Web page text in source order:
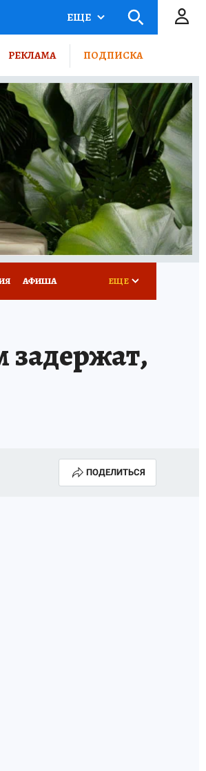
ВСЕ О КП
ЕЩЕ
РЕКЛАМА ПОДПИСКА
АФИША ЕЩЕ
ПОДЕЛИТЬСЯ